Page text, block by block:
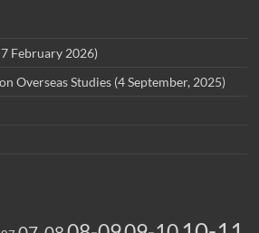
February 2026)
Overseas Studies (4 September, 2025)